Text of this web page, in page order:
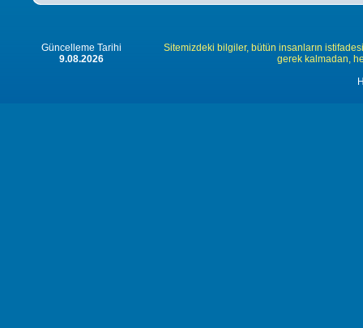
Güncelleme Tarihi
9.08.2026
Sitemizdeki bilgiler, bütün insanların
gerek kalmadan,